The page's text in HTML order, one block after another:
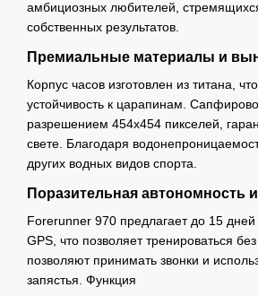
амбициозных любителей,
собственных результатов.
Премиальные материалы и
Корпус часов изготовлен из титана,
устойчивость к царапинам.
разрешением 454x454 пикселей,
свете. Благодаря
других водных видов спорта.
Поразительная автономность
Forerunner 970 предлагает до 15
GPS, что позволяет тренироваться
позволяют принимать звонки и
запястья. Функция